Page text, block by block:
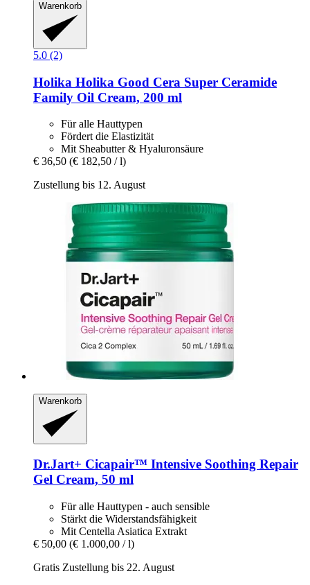
Warenkorb
5.0 (2)
Holika Holika Good Cera Super Ceramide
Family Oil Cream, 200 ml
Für alle Hauttypen
Fördert die Elastizität
Mit Sheabutter & Hyaluronsäure
€ 36,50 (€ 182,50 / l)
Zustellung bis 12. August
Warenkorb
Dr.Jart+ Cicapair™ Intensive Soothing Repair
Gel Cream, 50 ml
Für alle Hauttypen - auch sensible
Stärkt die Widerstandsfähigkeit
Mit Centella Asiatica Extrakt
€ 50,00 (€ 1.000,00 / l)
Gratis Zustellung bis 22. August